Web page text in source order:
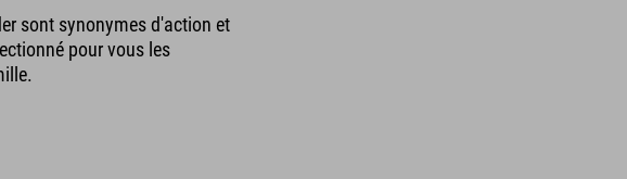
sont synonymes d'action et
pour vous les